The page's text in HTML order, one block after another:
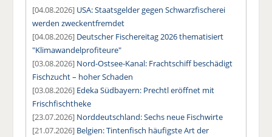
[04.08.2026] USA: Staatsgelder gegen Schwarzfischerei
werden zweckentfremdet
[04.08.2026] Deutscher Fischereitag 2026 thematisiert
"Klimawandelprofiteure"
[03.08.2026] Nord-Ostsee-Kanal: Frachtschiff beschädigt
Fischzucht – hoher Schaden
[03.08.2026] Edeka Südbayern: Prechtl eröffnet mit
Frischfischtheke
[23.07.2026] Norddeutschland: Sechs neue Fischwirte
[21.07.2026] Belgien: Tintenfisch häufigste Art der